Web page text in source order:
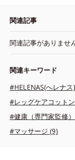
関連記事
関連記事がありません
関連キーワード
#HELENAS(へレナス
#レッグケアコット
#健康（専門家監修
#マッサージ (9)